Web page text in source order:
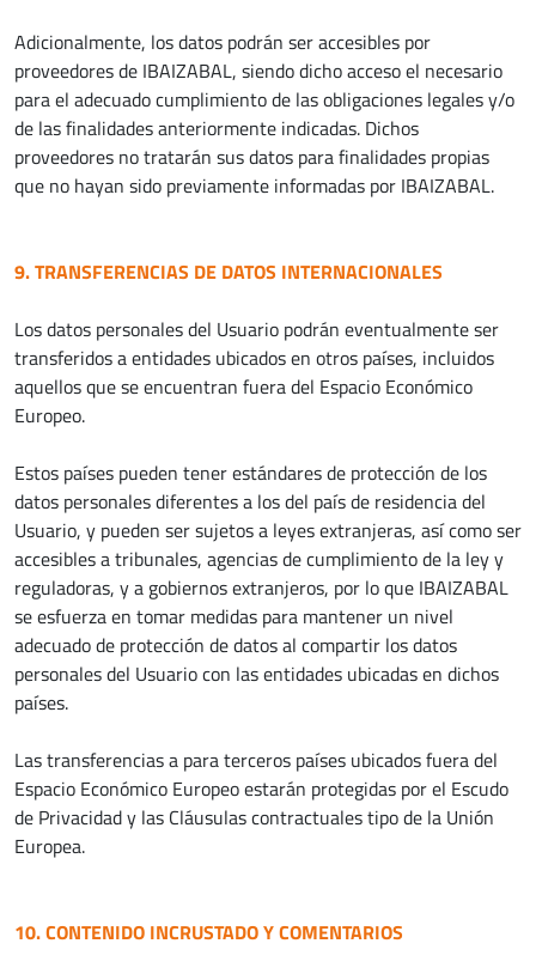
Adicionalmente, los datos podrán ser accesibles por
proveedores de IBAIZABAL, siendo dicho acceso el necesario
para el adecuado cumplimiento de las obligaciones legales y/o
de las finalidades anteriormente indicadas. Dichos
proveedores no tratarán sus datos para finalidades propias
que no hayan sido previamente informadas por IBAIZABAL.
9. TRANSFERENCIAS DE DATOS INTERNACIONALES
Los datos personales del Usuario podrán eventualmente ser
transferidos a entidades ubicados en otros países, incluidos
aquellos que se encuentran fuera del Espacio Económico
Europeo.
Estos países pueden tener estándares de protección de los
datos personales diferentes a los del país de residencia del
Usuario, y pueden ser sujetos a leyes extranjeras, así como ser
accesibles a tribunales, agencias de cumplimiento de la ley y
reguladoras, y a gobiernos extranjeros, por lo que IBAIZABAL
se esfuerza en tomar medidas para mantener un nivel
adecuado de protección de datos al compartir los datos
personales del Usuario con las entidades ubicadas en dichos
países.
Las transferencias a para terceros países ubicados fuera del
Espacio Económico Europeo estarán protegidas por el Escudo
de Privacidad y las Cláusulas contractuales tipo de la Unión
Europea.
10. CONTENIDO INCRUSTADO Y COMENTARIOS